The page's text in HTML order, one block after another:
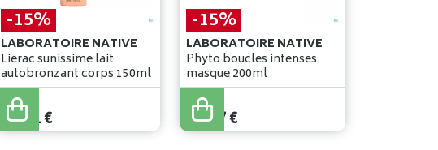
-15%
LABORATOIRE NATIVE
Lierac sunissime lait
autobronzant corps 150ml
29,90
25,41€
-15%
LABORATOIRE NATIVE
Phyto boucles intenses
masque 200ml
27,50
23,37€